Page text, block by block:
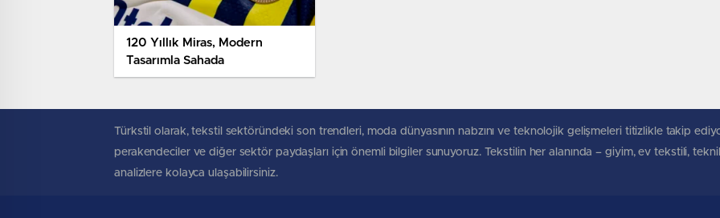
120 Yıllık Miras, Modern
Tasarımla Sahada
Türkstil olarak, tekstil sektöründeki son trendleri, moda dünyasının nabzını ve teknolojik gelişmeleri titizlikle takip
perakendeciler ve diğer sektör paydaşları için önemli bilgiler sunuyoruz. Tekstilin her alanında – giyim, ev tekstili,
analizlere kolayca ulaşabilirsiniz.